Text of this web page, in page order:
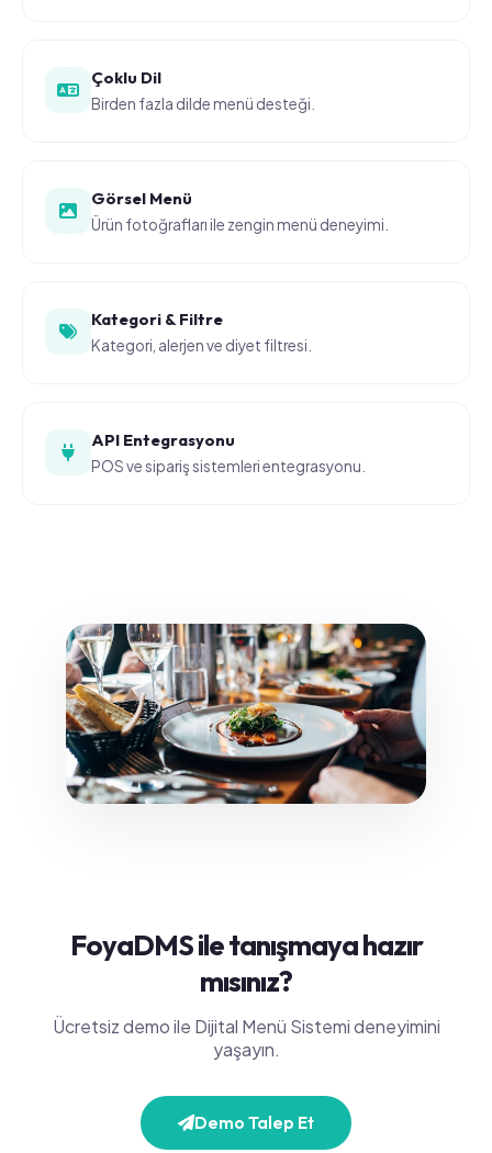
Çoklu Dil
Birden fazla dilde menü desteği.
Görsel Menü
Ürün fotoğrafları ile zengin menü deneyimi.
Kategori & Filtre
Kategori, alerjen ve diyet filtresi.
API Entegrasyonu
POS ve sipariş sistemleri entegrasyonu.
FoyaDMS ile tanışmaya hazır
mısınız?
Ücretsiz demo ile Dijital Menü Sistemi deneyimini
yaşayın.
Demo Talep Et